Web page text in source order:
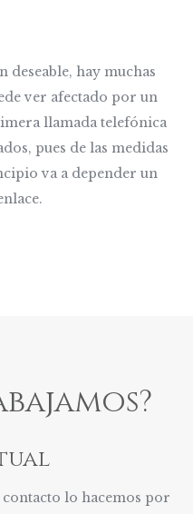
deseable, hay muchas
ver afectado por un
llamada telefónica
pues de las medidas
va a depender un
lo hacemos por